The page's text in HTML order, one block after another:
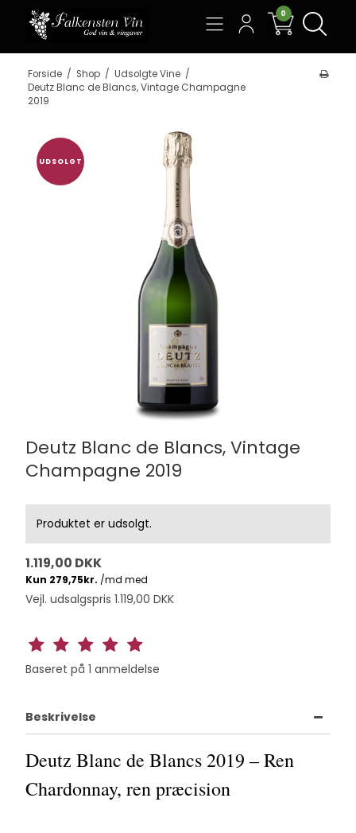
0
Forside / Shop / Udsolgte Vine /
Deutz Blanc de Blancs, Vintage Champagne
2019
UDSOLGT
Deutz Blanc de Blancs, Vintage
Champagne 2019
Produktet er udsolgt.
1.119,00 DKK
Vejl. udsalgspris 1.119,00 DKK
Baseret på 1 anmeldelse
Beskrivelse
Deutz Blanc de Blancs 2019 – Ren
Chardonnay, ren præcision